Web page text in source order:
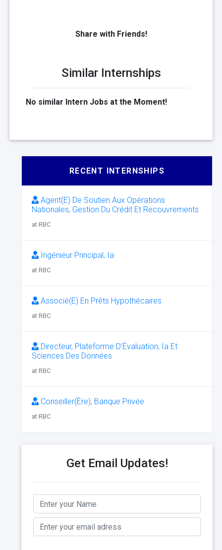
Share with Friends!
Similar Internships
No similar Intern Jobs at the Moment!
RECENT INTERNSHIPS
Agent(E) De Soutien Aux Opérations
Nationales, Gestion Du Crédit Et Recouvrements
at RBC
Ingénieur Principal, Ia
at RBC
Associé(E) En Prêts Hypothécaires
at RBC
Directeur, Plateforme D’Évaluation, Ia Et
Sciences Des Données
at RBC
Conseiller(Ère), Banque Privée
at RBC
Get Email Updates!